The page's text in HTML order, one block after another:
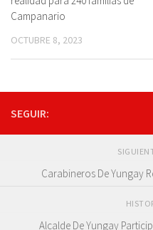
Campanario
OCTUBRE 8, 2023
SEGUIR:
Carabineros De Yungay
Alcalde De Yungay